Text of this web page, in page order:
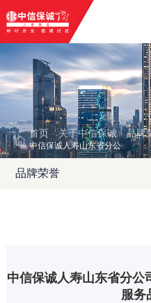
首页 · 关于中信保诚 · 品牌
中信保诚人寿山东省分公司荣获
品牌荣誉
中信保诚人寿山东省分公
服务